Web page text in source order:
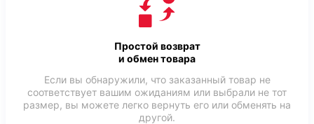
Простой возврат
и обмен товара
Если вы обнаружили, что заказанный товар не
соответствует вашим ожиданиям или выбрали не тот
размер, вы можете легко вернуть его или обменять на
другой.